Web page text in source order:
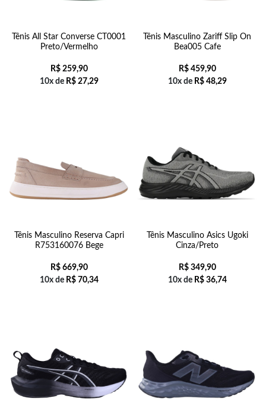
Tênis All Star Converse CT0001
Preto/Vermelho
R$259,90
10x de R$27,29
Tênis Masculino Zariff Slip On
Bea005 Cafe
R$459,90
10x de R$48,29
Tênis Masculino Reserva Capri
R753160076 Bege
R$669,90
10x de R$70,34
Tênis Masculino Asics Ugoki
Cinza/Preto
R$349,90
10x de R$36,74